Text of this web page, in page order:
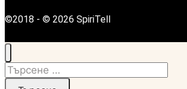
©2018 - © 2026 SpiriTell
Търсене